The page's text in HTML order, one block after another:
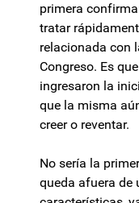
primera
tratar
relacionada con
Congreso. Es
ingresaron la
que la misma
creer o reventar.
No sería la
queda afuera de